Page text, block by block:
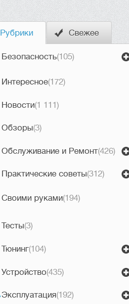
Рубрики Свежее
Безопасность(105)
Интересное(172)
Новости(1 111)
Обзоры(3)
Обслуживание и Ремонт(426)
Практические советы(312)
Своими руками(194)
Тесты(3)
Тюнинг(104)
Устройство(435)
Эксплуатация(192)